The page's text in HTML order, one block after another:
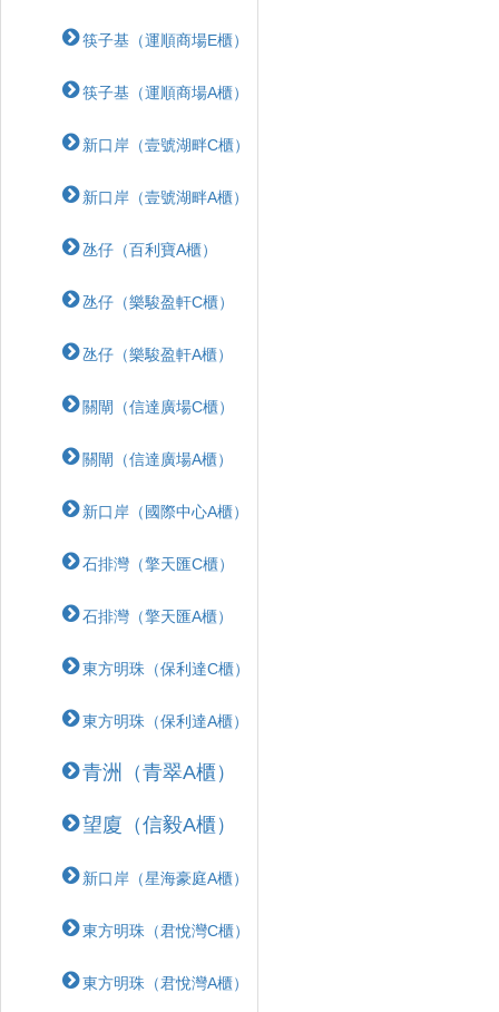
筷子基（運順商場E櫃）
筷子基（運順商場A櫃）
新口岸（壹號湖畔C櫃）
新口岸（壹號湖畔A櫃）
氹仔（百利寶A櫃）
氹仔（樂駿盈軒C櫃）
氹仔（樂駿盈軒A櫃）
關閘（信達廣場C櫃）
關閘（信達廣場A櫃）
新口岸（國際中心A櫃）
石排灣（擎天匯C櫃）
石排灣（擎天匯A櫃）
東方明珠（保利達C櫃）
東方明珠（保利達A櫃）
青洲（青翠A櫃）
望廈（信毅A櫃）
新口岸（星海豪庭A櫃）
東方明珠（君悅灣C櫃）
東方明珠（君悅灣A櫃）